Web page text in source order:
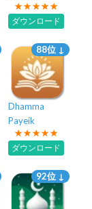
Ascended
ダウンロード
88位 ↓
Dhamma
Payeik
ダウンロード
92位 ↓